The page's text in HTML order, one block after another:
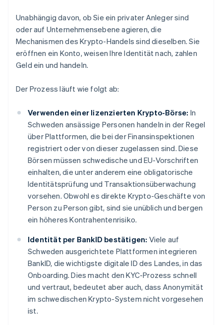
Unabhängig davon, ob Sie ein privater Anleger sind
oder auf Unternehmensebene agieren, die
Mechanismen des Krypto-Handels sind dieselben. Sie
eröffnen ein Konto, weisen Ihre Identität nach, zahlen
Geld ein und handeln.
Der Prozess läuft wie folgt ab:
Verwenden einer lizenzierten Krypto-Börse: In
Schweden ansässige Personen handeln in der Regel
über Plattformen, die bei der Finansinspektionen
registriert oder von dieser zugelassen sind. Diese
Börsen müssen schwedische und EU-Vorschriften
einhalten, die unter anderem eine obligatorische
Identitätsprüfung und Transaktionsüberwachung
vorsehen. Obwohl es direkte Krypto-Geschäfte von
Person zu Person gibt, sind sie unüblich und bergen
ein höheres Kontrahentenrisiko.
Identität per BankID bestätigen: Viele auf
Schweden ausgerichtete Plattformen integrieren
BankID, die wichtigste digitale ID des Landes, in das
Onboarding. Dies macht den KYC-Prozess schnell
und vertraut, bedeutet aber auch, dass Anonymität
im schwedischen Krypto-System nicht vorgesehen
ist.